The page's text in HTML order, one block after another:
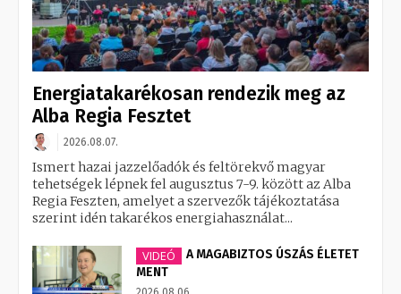
Energiatakarékosan rendezik meg az
Alba Regia Fesztet
2026.08.07.
Ismert hazai jazzelőadók és feltörekvő magyar
tehetségek lépnek fel augusztus 7-9. között az Alba
Regia Feszten, amelyet a szervezők tájékoztatása
szerint idén takarékos energiahasználat...
VIDEÓ
A MAGABIZTOS ÚSZÁS ÉLETET
MENT